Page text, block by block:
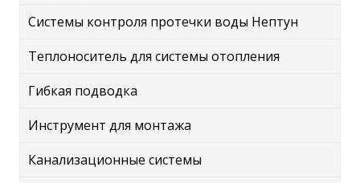
Системы контроля протечки воды Нептун
Теплоноситель для системы отопления
Гибкая подводка
Инструмент для монтажа
Канализационные системы